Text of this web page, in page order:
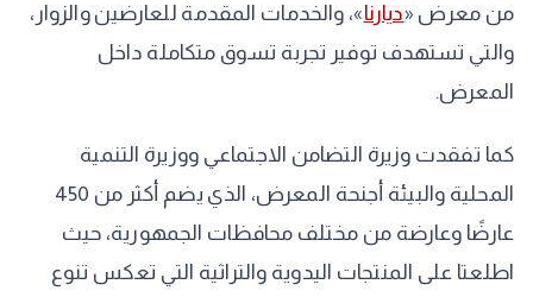
من معرض «ديارنا»، والخدمات المقدمة للعارضين والزوار،
والتي تستهدف توفير تجربة تسوق متكاملة داخل
المعرض.
كما تفقدت وزيرة التضامن الاجتماعي ووزيرة التنمية
المحلية والبيئة أجنحة المعرض، الذي يضم أكثر من 450
عارضًا وعارضة من مختلف محافظات الجمهورية، حيث
اطلعتا على المنتجات اليدوية والتراثية التي تعكس تنوع